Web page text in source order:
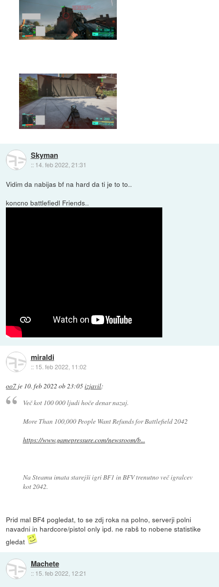
Skyman
:: 14. feb 2022, 21:31
Vidim da nabijas bf na hard da ti je to to..
koncno battlefiedl Friends..
miraldi
:: 15. feb 2022, 11:02
oo7 je 10. feb 2022 ob 23:05izjavil:
Več kot 100 000 ljudi hoče denar nazaj.
More Than 100,000 People Want Refunds for Battlefield 2042
https://www.gamepressure.com/newsroom/b...
Na Steamu imata starejši igri BF1 in BFV trenutno več igralcev
kot 2042.
Prid mal BF4 pogledat, to se zdj roka na polno, serverji polni
navadni in hardcore/pistol only ipd. ne rabš to nobene statistike
gledat
Machete
:: 15. feb 2022, 12:21